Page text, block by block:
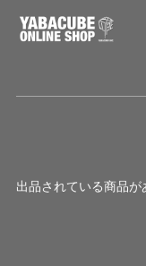
出品されている商品が